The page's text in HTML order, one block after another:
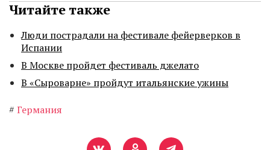
Читайте также
Люди пострадали на фестивале фейерверков в
Испании
В Москве пройдет фестиваль джелато
В «Сыроварне» пройдут итальянские ужины
# Германия